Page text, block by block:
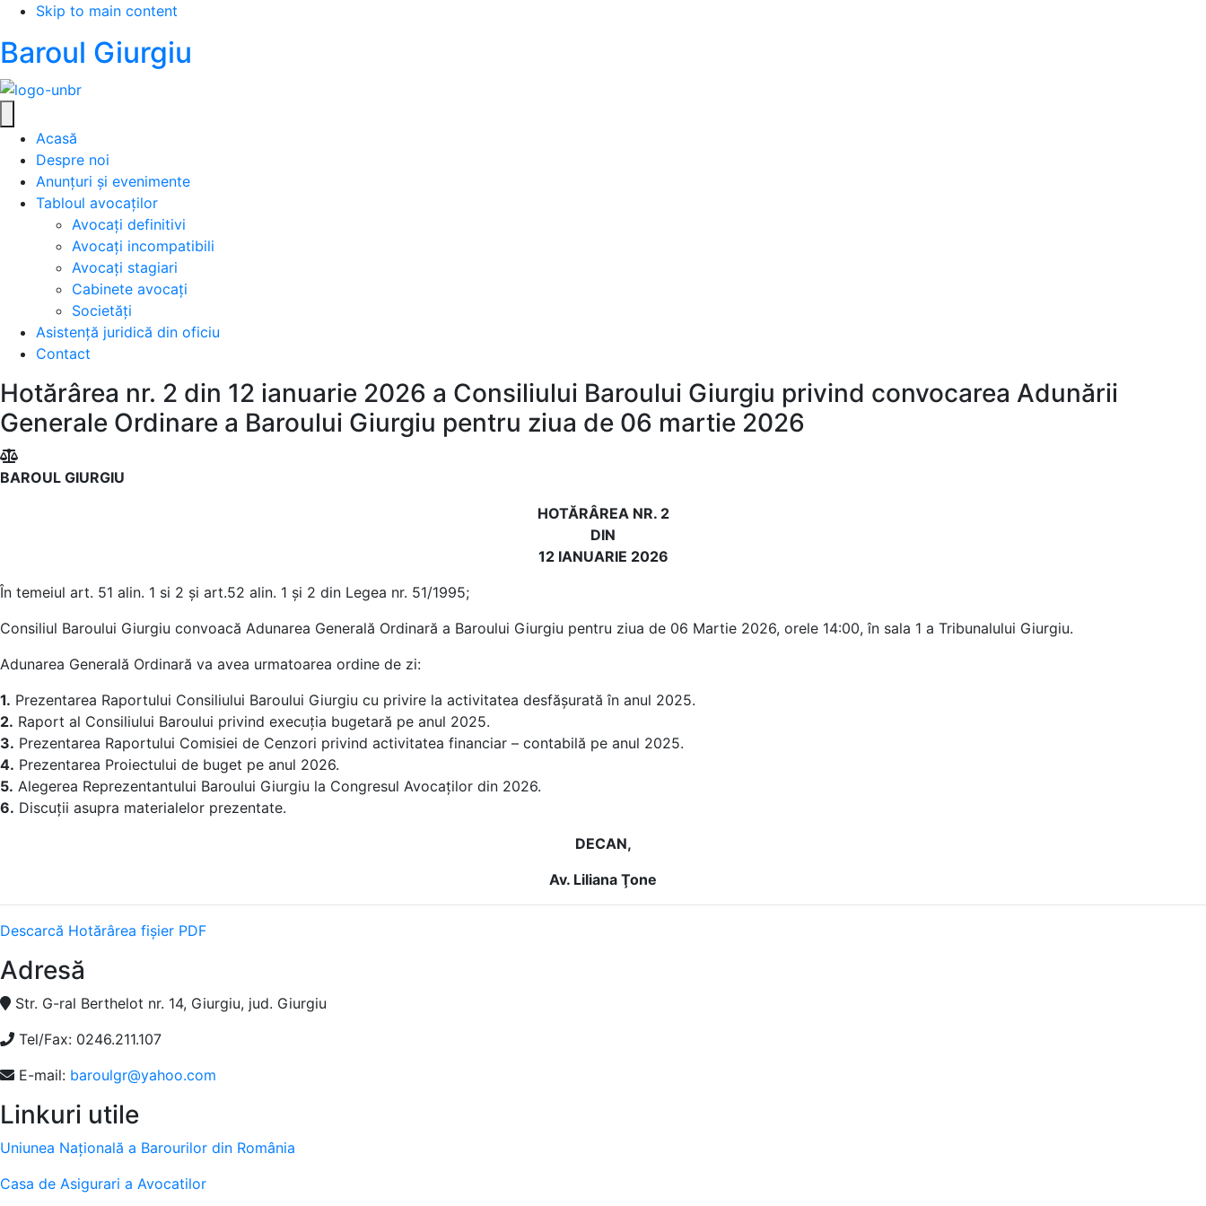
Skip to main content
Baroul Giurgiu
Acasă
Despre noi
Anunțuri și evenimente
Tabloul avocaților
Avocați definitivi
Avocați incompatibili
Avocați stagiari
Cabinete avocați
Societăţi
Asistență juridică din oficiu
Contact
Hotărârea nr. 2 din 12 ianuarie 2026 a Consiliului Baroului Giurgiu privind convocarea Adunării
Generale Ordinare a Baroului Giurgiu pentru ziua de 06 martie 2026
BAROUL GIURGIU
HOTĂRÂREA NR. 2
DIN
12 IANUARIE 2026
În temeiul art. 51 alin. 1 si 2 şi art.52 alin. 1 şi 2 din Legea nr. 51/1995;
Consiliul Baroului Giurgiu convoacă Adunarea Generală Ordinară a Baroului Giurgiu pentru ziua de 06 Martie 2026, orele 14:00, în sala 1 a Tribunalului Giurgiu.
Adunarea Generală Ordinară va avea urmatoarea ordine de zi:
1. Prezentarea Raportului Consiliului Baroului Giurgiu cu privire la activitatea desfăşurată în anul 2025.
2. Raport al Consiliului Baroului privind execuţia bugetară pe anul 2025.
3. Prezentarea Raportului Comisiei de Cenzori privind activitatea financiar – contabilă pe anul 2025.
4. Prezentarea Proiectului de buget pe anul 2026.
5. Alegerea Reprezentantului Baroului Giurgiu la Congresul Avocaţilor din 2026.
6. Discuţii asupra materialelor prezentate.
DECAN,
Av. Liliana Ţone
Descarcă Hotărârea fișier PDF
Adresă
Str. G-ral Berthelot nr. 14, Giurgiu, jud. Giurgiu
Tel/Fax: 0246.211.107
E-mail: baroulgr@yahoo.com
Linkuri utile
Uniunea Națională a Barourilor din România
Casa de Asigurari a Avocatilor